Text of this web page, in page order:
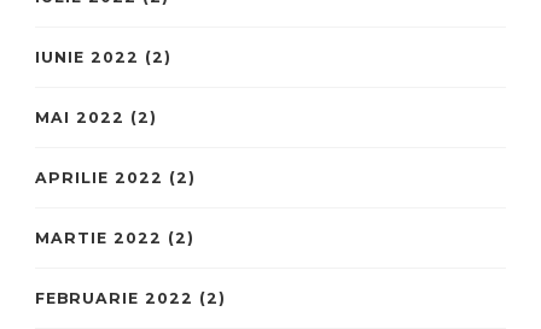
IUNIE 2022 (2)
MAI 2022 (2)
APRILIE 2022 (2)
MARTIE 2022 (2)
FEBRUARIE 2022 (2)